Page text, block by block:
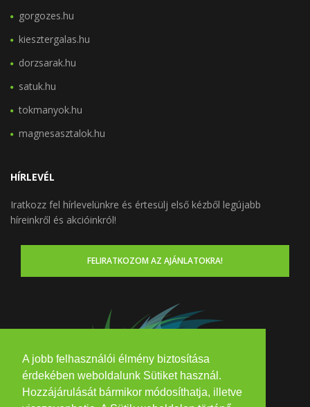
A jobb felhasználói élmény biztosítása
érdekében weboldalunk Sütiket használ.
Hozzájárulását bármikor módosíthatja, illetve
gorgozes.hu
kiesztergalas.hu
dorzsarak.hu
satuk.hu
tokmanyok.hu
magnesasztalok.hu
HÍRLEVÉL
Iratkozz fel hírlevelünkre és értesülj első kézből legújabb
híreinkről és akcióinkról!
FELIRATKOZOM AZ AJÁNLATOKRA!